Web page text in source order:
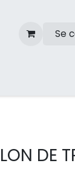
Se
DE